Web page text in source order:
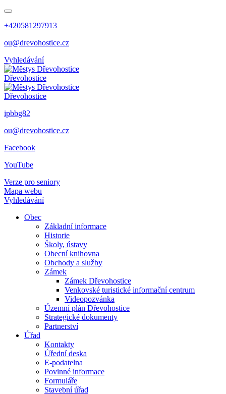
+420581297913
ou@drevohostice.cz
Vyhledávání
Dřevohostice
Dřevohostice
ipbbg82
ou@drevohostice.cz
Facebook
YouTube
Verze pro seniory
Mapa webu
Vyhledávání
Obec
Základní informace
Historie
Školy, ústavy
Obecní knihovna
Obchody a služby
Zámek
Zámek Dřevohostice
Venkovské turistické informační centrum
Videopozvánka
Územní plán Dřevohostice
Strategické dokumenty
Partnerství
Úřad
Kontakty
Úřední deska
E-podatelna
Povinné informace
Formuláře
Stavební úřad